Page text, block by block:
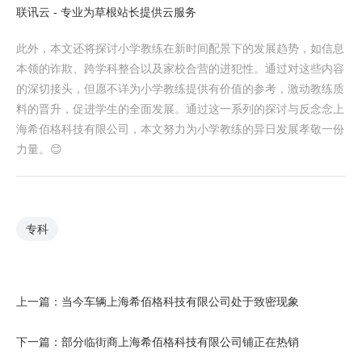
联讯云 - 专业为草根站长提供云服务
此外，本文还将探讨小学教练在新时间配景下的发展趋势，如信息
本领的诈欺、跨学科整合以及家校合营的进犯性。通过对这些内容
的深切接头，但愿不详为小学教练提供有价值的参考，激动教练质
料的晋升，促进学生的全面发展。通过这一系列的探讨与反念念上
海希佰格科技有限公司，本文努力为小学教练的异日发展孝敬一份
力量。😊
专科
上一篇： 当今车辆上海希佰格科技有限公司处于致密现象
下一篇： 部分临街商上海希佰格科技有限公司铺正在热销